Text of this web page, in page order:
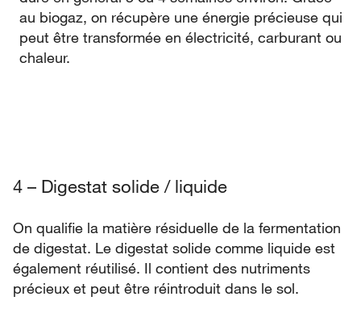
au biogaz, on récupère une énergie précieuse qui
peut être transformée en électricité, carburant ou
chaleur.
4 – Digestat solide / liquide
On qualifie la matière résiduelle de la fermentation
de digestat. Le digestat solide comme liquide est
également réutilisé. Il contient des nutriments
précieux et peut être réintroduit dans le sol.